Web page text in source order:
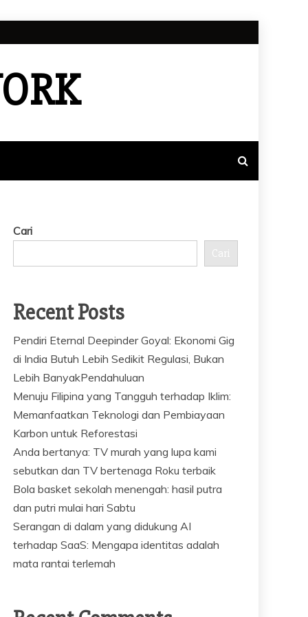
Cari
Cari
Recent Posts
Pendiri Eternal Deepinder Goyal: Ekonomi Gig
di India Butuh Lebih Sedikit Regulasi, Bukan
Lebih BanyakPendahuluan
Menuju Filipina yang Tangguh terhadap Iklim:
Memanfaatkan Teknologi dan Pembiayaan
Karbon untuk Reforestasi
Anda bertanya: TV murah yang lupa kami
sebutkan dan TV bertenaga Roku terbaik
Bola basket sekolah menengah: hasil putra
dan putri mulai hari Sabtu
Serangan di dalam yang didukung AI
terhadap SaaS: Mengapa identitas adalah
mata rantai terlemah